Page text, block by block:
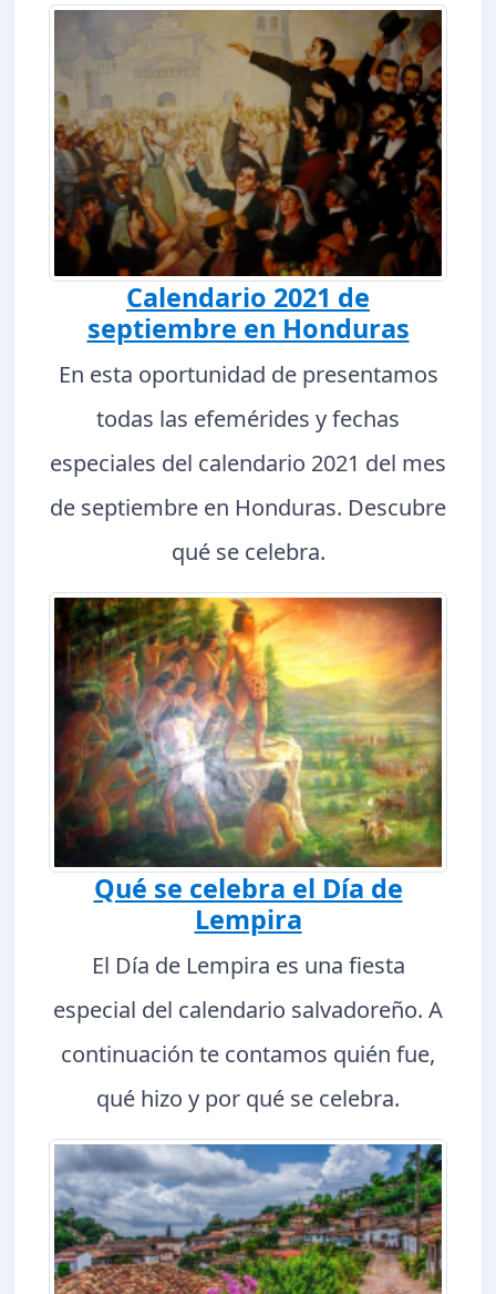
Calendario 2021 de
septiembre en Honduras
En esta oportunidad de presentamos
todas las efemérides y fechas
especiales del calendario 2021 del mes
de septiembre en Honduras. Descubre
qué se celebra.
Qué se celebra el Día de
Lempira
El Día de Lempira es una fiesta
especial del calendario salvadoreño. A
continuación te contamos quién fue,
qué hizo y por qué se celebra.